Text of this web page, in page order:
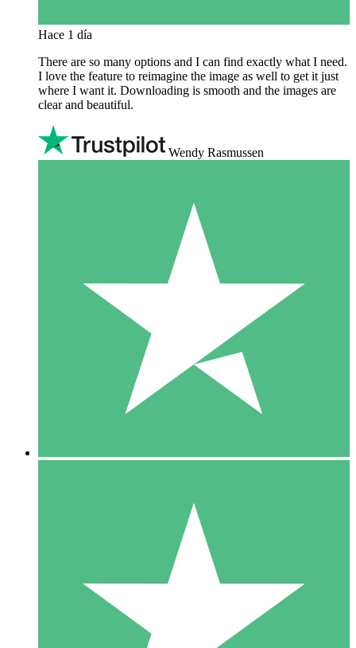
Hace 1 día
There are so many options and I can find exactly what I need.
I love the feature to reimagine the image as well to get it just
where I want it. Downloading is smooth and the images are
clear and beautiful.
Wendy Rasmussen